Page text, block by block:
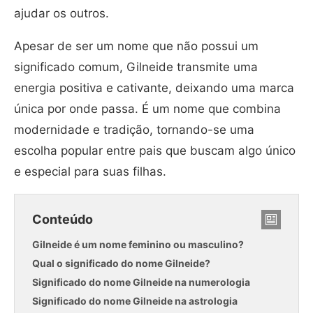
ajudar os outros.
Apesar de ser um nome que não possui um
significado comum, Gilneide transmite uma
energia positiva e cativante, deixando uma marca
única por onde passa. É um nome que combina
modernidade e tradição, tornando-se uma
escolha popular entre pais que buscam algo único
e especial para suas filhas.
Conteúdo
Gilneide é um nome feminino ou masculino?
Qual o significado do nome Gilneide?
Significado do nome Gilneide na numerologia
Significado do nome Gilneide na astrologia